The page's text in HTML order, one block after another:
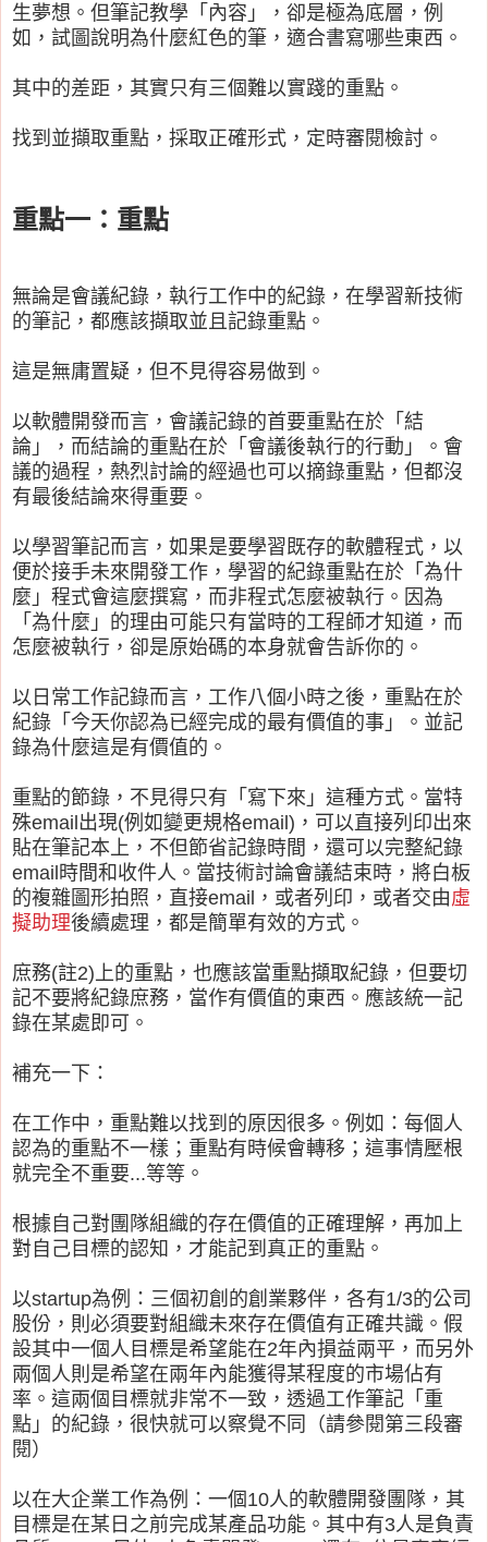
生夢想。但筆記教學「內容」，卻是極為底層，例
如，試圖說明為什麼紅色的筆，適合書寫哪些東西。
其中的差距，其實只有三個難以實踐的重點。
找到並擷取重點，採取正確形式，定時審閱檢討。
重點一：重點
無論是會議紀錄，執行工作中的紀錄，在學習新技術
的筆記，都應該擷取並且記錄重點。
這是無庸置疑，但不見得容易做到。
以軟體開發而言，會議記錄的首要重點在於「結
論」，而結論的重點在於「會議後執行的行動」。會
議的過程，熱烈討論的經過也可以摘錄重點，但都沒
有最後結論來得重要。
以學習筆記而言，如果是要學習既存的軟體程式，以
便於接手未來開發工作，學習的紀錄重點在於「為什
麼」程式會這麼撰寫，而非程式怎麼被執行。因為
「為什麼」的理由可能只有當時的工程師才知道，而
怎麼被執行，卻是原始碼的本身就會告訴你的。
以日常工作記錄而言，工作八個小時之後，重點在於
紀錄「今天你認為已經完成的最有價值的事」。並記
錄為什麼這是有價值的。
重點的節錄，不見得只有「寫下來」這種方式。當特
殊email出現(例如變更規格email)，可以直接列印出來
貼在筆記本上，不但節省記錄時間，還可以完整紀錄
email時間和收件人。當技術討論會議結束時，將白板
的複雜圖形拍照，直接email，或者列印，或者交由虛
擬助理後續處理，都是簡單有效的方式。
庶務(註2)上的重點，也應該當重點擷取紀錄，但要切
記不要將紀錄庶務，當作有價值的東西。應該統一記
錄在某處即可。
補充一下：
在工作中，重點難以找到的原因很多。例如：每個人
認為的重點不一樣；重點有時候會轉移；這事情壓根
就完全不重要...等等。
根據自己對團隊組織的存在價值的正確理解，再加上
對自己目標的認知，才能記到真正的重點。
以startup為例：三個初創的創業夥伴，各有1/3的公司
股份，則必須要對組織未來存在價值有正確共識。假
設其中一個人目標是希望能在2年內損益兩平，而另外
兩個人則是希望在兩年內能獲得某程度的市場佔有
率。這兩個目標就非常不一致，透過工作筆記「重
點」的紀錄，很快就可以察覺不同（請參閱第三段審
閱）
以在大企業工作為例：一個10人的軟體開發團隊，其
目標是在某日之前完成某產品功能。其中有3人是負責